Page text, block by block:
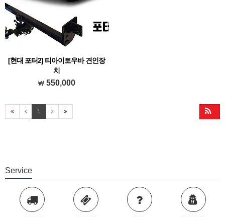
[현대 포터2] 티아이토우바 견인장
치
현대 포터2에 장착가능한 티아이토우바
550,000
1
Service